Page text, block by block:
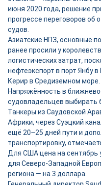
июня 2020 года, решение
прогрессе переговоров об
судов.
Азиатские НПЗ, основные
ранее просили у
логистических затрат,
нефтеэкспорт в порт Янбу
Керир в Средиземном море.
Напряжённость в
судовладельцев выбирать
Танкеры из Саудовской
Африки, через Суэцкий
ещё 20–25 дней пути и
транспортировку,
Для США цена на сентябрь
для Северо-Западной
региона — на 3 доллара.